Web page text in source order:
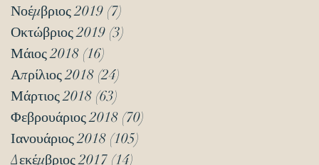
Νοέμβριος 2019 (7)
Οκτώβριος 2019 (3)
Μάιος 2018 (16)
Απρίλιος 2018 (24)
Μάρτιος 2018 (63)
Φεβρουάριος 2018 (70)
Ιανουάριος 2018 (105)
Δεκέμβριος 2017 (14)